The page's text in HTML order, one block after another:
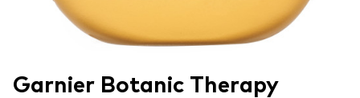
Garnier Botanic Therapy